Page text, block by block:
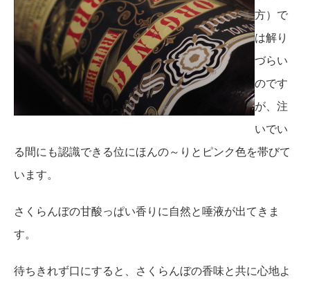
方）で
は解り
づらい
のです
が、注
いでい
る間にも認識できる位にほんの～りとピンク色を帯びて
います。
さくらんぼの甘酸っぱい香りに自然と唾液が出てきま
す。
待ちきれず口にすると、さくらんぼの香味と共に心地よ